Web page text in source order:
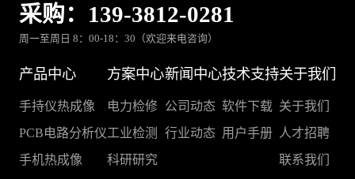
采购：139-3812-0281
周一至周日 8：00-18：30（欢迎来电咨询）
产品中心
手持仪热成像
PCB电路分析仪
手机热成像
方案中心
电力检修
工业检测
科研研究
新闻中心
公司动态
行业动态
技术支持
软件下载
用户手册
关于我们
关于我们
人才招聘
联系我们